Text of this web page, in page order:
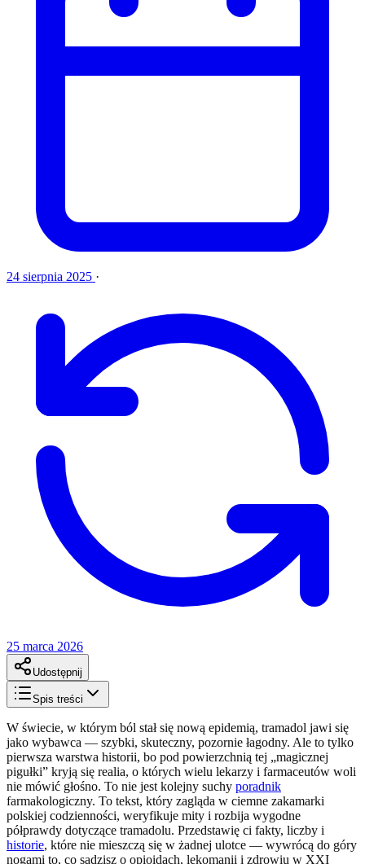
24 sierpnia 2025 ·
25 marca 2026
Udostępnij
Spis treści
W świecie, w którym ból stał się nową epidemią, tramadol jawi się
jako wybawca — szybki, skuteczny, pozornie łagodny. Ale to tylko
pierwsza warstwa historii, bo pod powierzchnią tej „magicznej
pigułki” kryją się realia, o których wielu lekarzy i farmaceutów woli
nie mówić głośno. To nie jest kolejny suchy poradnik
farmakologiczny. To tekst, który zagląda w ciemne zakamarki
polskiej codzienności, weryfikuje mity i rozbija wygodne
półprawdy dotyczące tramadolu. Przedstawię ci fakty, liczby i
historie, które nie mieszczą się w żadnej ulotce — wywrócą do góry
nogami to, co sądzisz o opioidach, lekomanii i zdrowiu w XXI